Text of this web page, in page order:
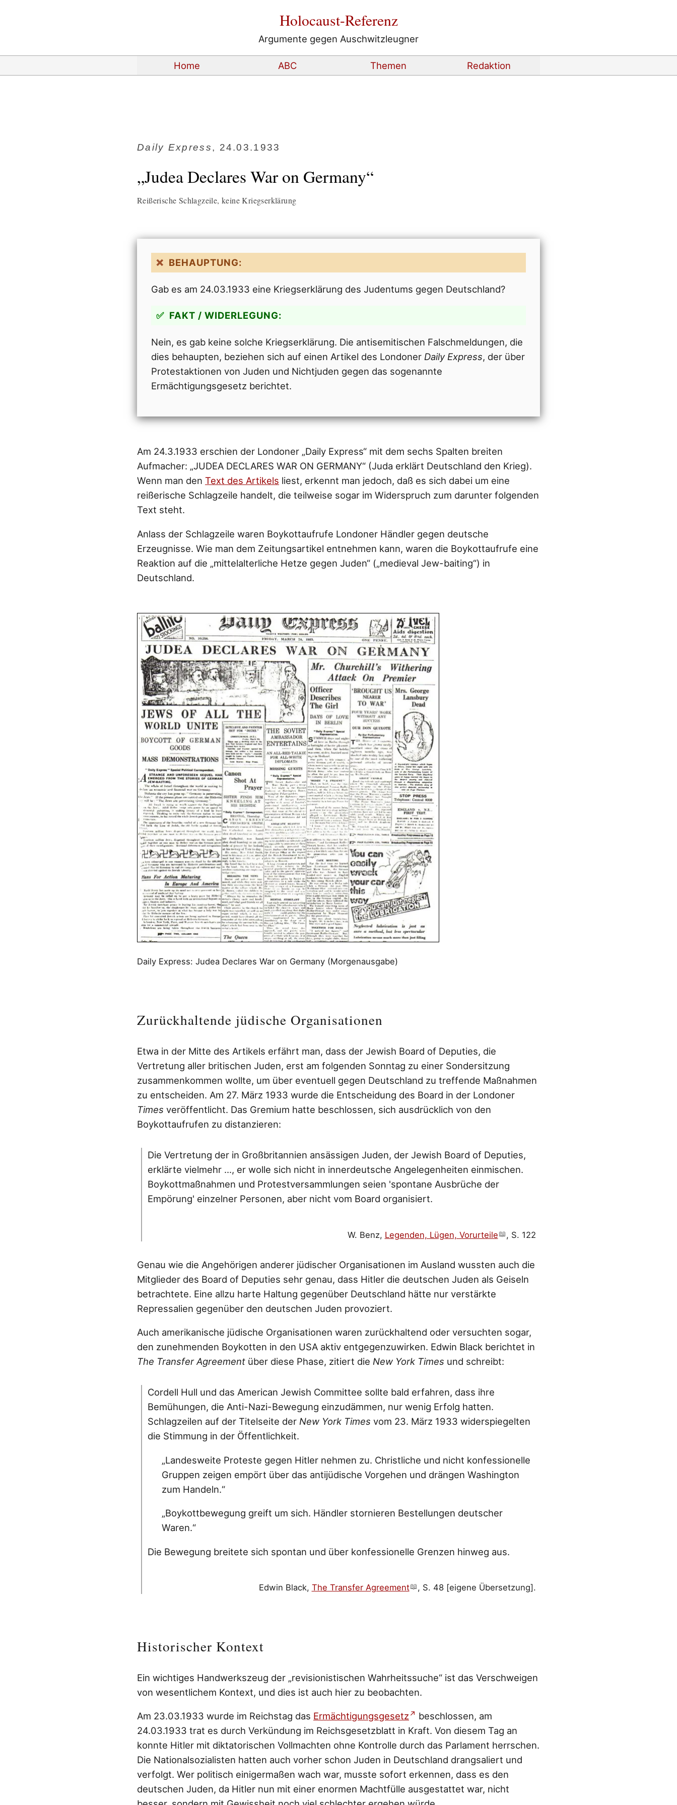
Holocaust-Referenz
Argumente gegen Auschwitzleugner
Home ABC Themen Redaktion
Daily Express, 24.03.1933
„Judea Declares War on Germany“
Reißerische Schlagzeile, keine Kriegserklärung
BEHAUPTUNG:
Gab es am 24.03.1933 eine Kriegserklärung des Judentums gegen Deutschland?
FAKT / WIDERLEGUNG:
Nein, es gab keine solche Kriegserklärung. Die antisemitischen Falschmeldungen, die
dies behaupten, beziehen sich auf einen Artikel des Londoner Daily Express, der über
Protestaktionen von Juden und Nichtjuden gegen das sogenannte
Ermächtigungsgesetz berichtet.
Am 24.3.1933 erschien der Londoner „Daily Express“ mit dem sechs Spalten breiten
Aufmacher: „JUDEA DECLARES WAR ON GERMANY“ (Juda erklärt Deutschland den Krieg).
Wenn man den Text des Artikels liest, erkennt man jedoch, daß es sich dabei um eine
reißerische Schlagzeile handelt, die teilweise sogar im Widerspruch zum darunter folgenden
Text steht.
Anlass der Schlagzeile waren Boykottaufrufe Londoner Händler gegen deutsche
Erzeugnisse. Wie man dem Zeitungsartikel entnehmen kann, waren die Boykottaufrufe eine
Reaktion auf die „mittelalterliche Hetze gegen Juden“ („medieval Jew-baiting“) in
Deutschland.
Daily Express: Judea Declares War on Germany (Morgenausgabe)
Zurückhaltende jüdische Organisationen
Etwa in der Mitte des Artikels erfährt man, dass der Jewish Board of Deputies, die
Vertretung aller britischen Juden, erst am folgenden Sonntag zu einer Sondersitzung
zusammenkommen wollte, um über eventuell gegen Deutschland zu treffende Maßnahmen
zu entscheiden. Am 27. März 1933 wurde die Entscheidung des Board in der Londoner
Times veröffentlicht. Das Gremium hatte beschlossen, sich ausdrücklich von den
Boykottaufrufen zu distanzieren:
Die Vertretung der in Großbritannien ansässigen Juden, der Jewish Board of Deputies,
erklärte vielmehr ..., er wolle sich nicht in innerdeutsche Angelegenheiten einmischen.
Boykottmaßnahmen und Protestversammlungen seien 'spontane Ausbrüche der
Empörung' einzelner Personen, aber nicht vom Board organisiert.
W. Benz, Legenden, Lügen, Vorurteile , S. 122
Genau wie die Angehörigen anderer jüdischer Organisationen im Ausland wussten auch die
Mitglieder des Board of Deputies sehr genau, dass Hitler die deutschen Juden als Geiseln
betrachtete. Eine allzu harte Haltung gegenüber Deutschland hätte nur verstärkte
Repressalien gegenüber den deutschen Juden provoziert.
Auch amerikanische jüdische Organisationen waren zurückhaltend oder versuchten sogar,
den zunehmenden Boykotten in den USA aktiv entgegenzuwirken. Edwin Black berichtet in
The Transfer Agreement über diese Phase, zitiert die New York Times und schreibt:
Cordell Hull und das American Jewish Committee sollte bald erfahren, dass ihre
Bemühungen, die Anti-Nazi-Bewegung einzudämmen, nur wenig Erfolg hatten.
Schlagzeilen auf der Titelseite der New York Times vom 23. März 1933 widerspiegelten
die Stimmung in der Öffentlichkeit.
„Landesweite Proteste gegen Hitler nehmen zu. Christliche und nicht konfessionelle
Gruppen zeigen empört über das antijüdische Vorgehen und drängen Washington
zum Handeln.“
„Boykottbewegung greift um sich. Händler stornieren Bestellungen deutscher
Waren.“
Die Bewegung breitete sich spontan und über konfessionelle Grenzen hinweg aus.
Edwin Black, The Transfer Agreement , S. 48 [eigene Übersetzung].
Historischer Kontext
Ein wichtiges Handwerkszeug der „revisionistischen Wahrheitssuche“ ist das Verschweigen
von wesentlichem Kontext, und dies ist auch hier zu beobachten.
Am 23.03.1933 wurde im Reichstag das Ermächtigungsgesetz
beschlossen, am
24.03.1933 trat es durch Verkündung im Reichsgesetzblatt in Kraft. Von diesem Tag an
konnte Hitler mit diktatorischen Vollmachten ohne Kontrolle durch das Parlament herrschen.
Die Nationalsozialisten hatten auch vorher schon Juden in Deutschland drangsaliert und
verfolgt. Wer politisch einigermaßen wach war, musste sofort erkennen, dass es den
deutschen Juden, da Hitler nun mit einer enormen Machtfülle ausgestattet war, nicht